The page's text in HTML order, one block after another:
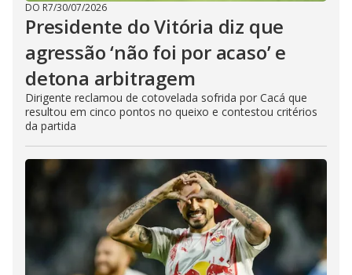
DO R7/30/07/2026
Presidente do Vitória diz que
agressão ‘não foi por acaso’ e
detona arbitragem
Dirigente reclamou de cotovelada sofrida por Cacá que
resultou em cinco pontos no queixo e contestou critérios
da partida